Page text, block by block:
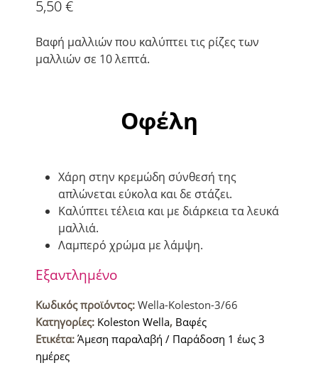
5,50€
Βαφή μαλλιώv που καλύπτει τις ρίζες των
μαλλιών σε 10 λεπτά.
Οφέλη
Χάρη στην κρεμώδη σύνθεσή της
απλώνεται εύκολα και δε στάζει.
Καλύπτει τέλεια και με διάρκεια τα λευκά
μαλλιά.
Λαμπερό χρώμα με λάμψη.
Εξαντλημένο
Κωδικός προϊόντος: Wella-Koleston-3/66
Κατηγορίες: Koleston Wella, Βαφές
Ετικέτα: Άμεση παραλαβή / Παράδοση 1 έως 3
ημέρες